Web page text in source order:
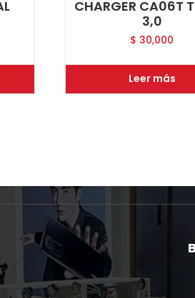
CHARGER CA06T
3,0
$ 30,000
Leer más